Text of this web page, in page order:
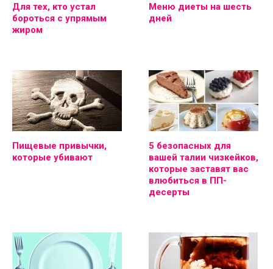
Для тех, кто устал
бороться с упрямым
жиром
Меню диеты на шесть
дней
Пищевые привычки,
которые убивают
5 безопасных для
вашей талии чизкейков,
которые заставят вас
влюбиться в ПП-
десерты